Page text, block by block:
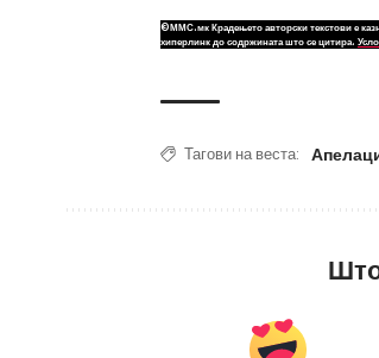
©ММС.мк Крадењето авторски текстови е
хиперлинк до содржината што се цитира.
Тагови на веста: